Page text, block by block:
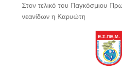
Στον τελικό του Παγκόσμιου
νεανίδων η Καρυώτη